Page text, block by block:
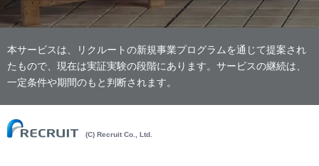
本サービスは、リクルートの新規事業プログラムを通じて提案され
たもので、現在は実証実験の段階にあります。サービスの継続は、
一定条件や期間のもと判断されます。
(C) Recruit Co., Ltd.